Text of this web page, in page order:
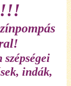
indák,